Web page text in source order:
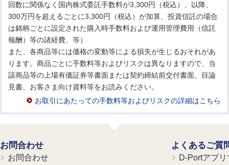
回数に関係なく国内株式委託手数料が3,300円（税込）、以降、
300万円を超えるごとに3,300円（税込）が加算、投資信託の場合
は銘柄ごとに設定された購入時手数料および運用管理費用（信託
報酬）等の諸経費、等）
また、各商品等には価格の変動等による損失が生じるおそれがあ
ります。商品ごとに手数料等およびリスクは異なりますので、当
該商品等の上場有価証券等書面または契約締結前交付書面、目論
見書、お客さま向け資料等をお読みください。
お取引にあたっての手数料等およびリスクの詳細はこちら
お問合わせ
お問合わせ
よくあるご質
D-Portアプ